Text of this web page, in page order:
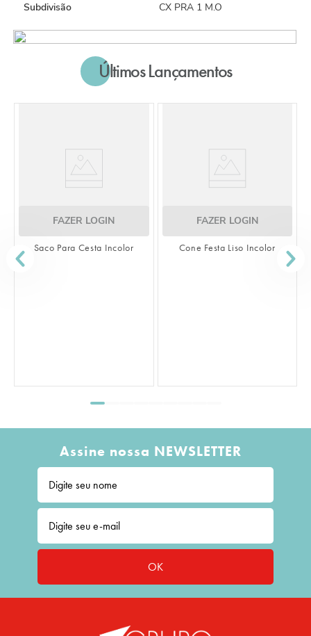
Subdivisão CX PRA 1 M.O
Últimos Lançamentos
Cesta Incolor Cone Festa Liso Incolor Saco
Assine nossa NEWSLETTER
OK